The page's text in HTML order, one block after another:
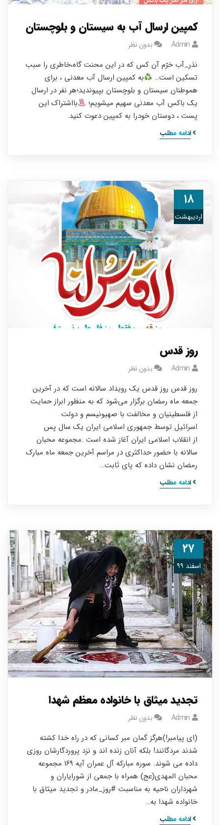
کمپین ارسال آب به سیستان و بلوچستان
Admin بدون نظر
نذر_آب خرّم آن کس که در این محنت گاه،خاطری را سبب
تسکین است…
به كمپين ارسال آب معدني ، براي
هموطنان سيستان و بلوچستان بپيونديد؛هر نفر در ارسال
يك باكس آب معدني سهيم ميشويم؛
بااشتراك اين
پست ، دوستان خودرا به كمپين دعوت كنيد.
ادامه مطلب
۱۸
اردیبهشت
۰
روز قدس
Admin بدون نظر
روز قدس روز قدس یک رویداد سالانه است که در آخرین
جمعه ماه رمضان برگزار می‌شود که به منظور ابراز حمایت
از فلسطینیان و مخالفت با صهیونیسم و دولت
اسرائیل توسط جمهوری اسلامی ایران یک سال پس
از انقلاب اسلامی ایران آغاز شده است .مجموعه محبان
سالانه با حضور حداکثری در مراسم آخرین جمعه ماه مبارک
رمضان نشان داده که پای ثابت…
ادامه مطلب
۲۷
اسفند ۹۹
تجدید میثاق با خانواده معظم شهدا
Admin بدون نظر
(ای پیامبر!)هرگز گمان مبر کسانی که در راه خدا کشته
شدند مردگانند! بلکه آنان زنده اند و نزد پروردگارشان روزی
داده می شوند. سوره مبارکه آل عمران آیه ۱۶۹ مجموعه
محبان المهدی(عج) همراه با جمعی از شورایاران و
شهرداران ناحیه به مناسبت #روز_مادر و تجدید میثاق با
خانواده شهدا به…
ادامه مطلب